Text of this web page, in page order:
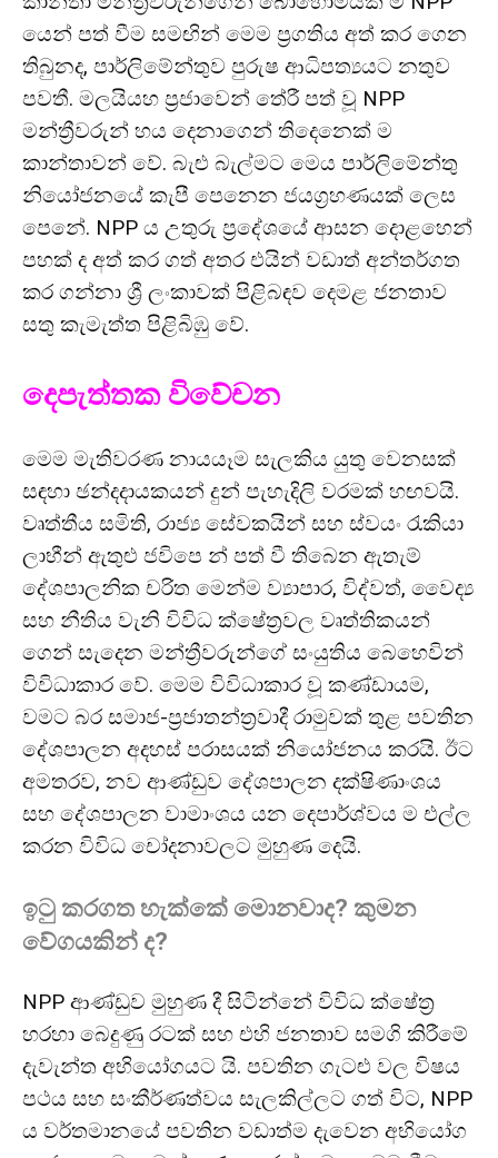
යෙන් පත් වීම සමඟින් මෙම ප්‍රගතිය අත් කර ගෙන
තිබුනද, පාර්ලිමේන්තුව පුරුෂ ආධිපත්‍යයට නතුව
පවතී. මලයියහ ප්‍රජාවෙන් තේරී පත් වූ NPP
මන්ත්‍රීවරුන් හය දෙනාගෙන් තිදෙනෙක් ම
කාන්තාවන් වේ. බැළු බැල්මට මෙය පාර්ලිමේන්තු
නියෝජනයේ කැපී පෙනෙන ජයග්‍රහණයක් ලෙස
පෙනේ. NPP ය උතුරු ප්‍රදේශයේ ආසන දොළහෙන්
පහක් ද අත් කර ගත් අතර එයින් වඩාත් අන්තර්ගත
කර ගන්නා ශ්‍රී ලංකාවක් පිළිබඳව දෙමළ ජනතාව
සතු කැමැත්ත පිළිබිඹු වේ.
දෙපැත්තක විවේචන
මෙම මැතිවරණ නායයෑම සැලකිය යුතු වෙනසක්
සඳහා ඡන්දදායකයන් දුන් පැහැදිලි වරමක් හඟවයි.
වෘත්තීය සමිති, රාජ්‍ය සේවකයින් සහ ස්වයං රැකියා
ලාභීන් ඇතුළු ජවිපෙ න් පත් වී තිබෙන ඇතැම්
දේශපාලනික චරිත මෙන්ම ව්‍යාපාර, විද්වත්, වෛද්‍ය
සහ නීතිය වැනි විවිධ ක්ෂේත්‍රවල වෘත්තිකයන්
ගෙන් සැදෙන මන්ත්‍රීවරුන්ගේ සංයුතිය බෙහෙවින්
විවිධාකාර වේ. මෙම විවිධාකාර වූ කණ්ඩායම,
වමට බර සමාජ-ප්‍රජාතන්ත්‍රවාදී රාමුවක් තුළ පවතින
දේශපාලන අදහස් පරාසයක් නියෝජනය කරයි. ඊට
අමතරව, නව ආණ්ඩුව දේශපාලන දක්ෂිණාංශය
සහ දේශපාලන වාමාංශය යන දෙපාර්ශ්වය ම එල්ල
කරන විවිධ චෝදනාවලට මුහුණ දෙයි.
ඉටු කරගත හැක්කේ මොනවාද? කුමන
වේගයකින් ද?
NPP ආණ්ඩුව මුහුණ දී සිටින්නේ විවිධ ක්ෂේත්‍ර
හරහා බෙදුණු රටක් සහ එහි ජනතාව සමගි කිරීමේ
දැවැන්ත අභියෝගයට යි. පවතින ගැටළු වල විෂය
පථය සහ සංකීර්ණත්වය සැලකිල්ලට ගත් විට, NPP
ය වර්තමානයේ පවතින වඩාත්ම දැවෙන අභියෝග